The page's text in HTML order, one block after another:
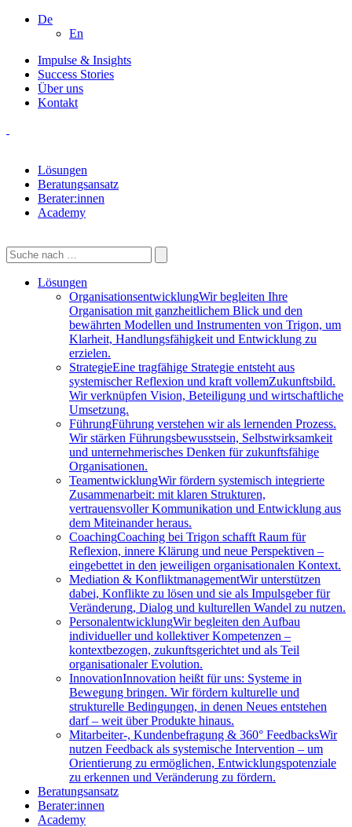
De
En
Impulse & Insights
Success Stories
Über uns
Kontakt
Lösungen
Beratungsansatz
Berater:innen
Academy
Lösungen
OrganisationsentwicklungWir begleiten Ihre
Organisation mit ganzheitlichem Blick und den
bewährten Modellen und Instrumenten von Trigon, um
Klarheit, Handlungsfähigkeit und Entwicklung zu
erzielen.
StrategieEine tragfähige Strategie entsteht aus
systemischer Reflexion und kraft vollemZukunftsbild.
Wir verknüpfen Vision, Beteiligung und wirtschaftliche
Umsetzung.
FührungFührung verstehen wir als lernenden Prozess.
Wir stärken Führungsbewusstsein, Selbstwirksamkeit
und unternehmerisches Denken für zukunftsfähige
Organisationen.
TeamentwicklungWir fördern systemisch integrierte
Zusammenarbeit: mit klaren Strukturen,
vertrauensvoller Kommunikation und Entwicklung aus
dem Miteinander heraus.
CoachingCoaching bei Trigon schafft Raum für
Reflexion, innere Klärung und neue Perspektiven –
eingebettet in den jeweiligen organisationalen Kontext.
Mediation & KonfliktmanagementWir unterstützen
dabei, Konflikte zu lösen und sie als Impulsgeber für
Veränderung, Dialog und kulturellen Wandel zu nutzen.
PersonalentwicklungWir begleiten den Aufbau
individueller und kollektiver Kompetenzen –
kontextbezogen, zukunftsgerichtet und als Teil
organisationaler Evolution.
InnovationInnovation heißt für uns: Systeme in
Bewegung bringen. Wir fördern kulturelle und
strukturelle Bedingungen, in denen Neues entstehen
darf – weit über Produkte hinaus.
Mitarbeiter-, Kundenbefragung & 360° FeedbacksWir
nutzen Feedback als systemische Intervention – um
Orientierung zu ermöglichen, Entwicklungspotenziale
zu erkennen und Veränderung zu fördern.
Beratungsansatz
Berater:innen
Academy